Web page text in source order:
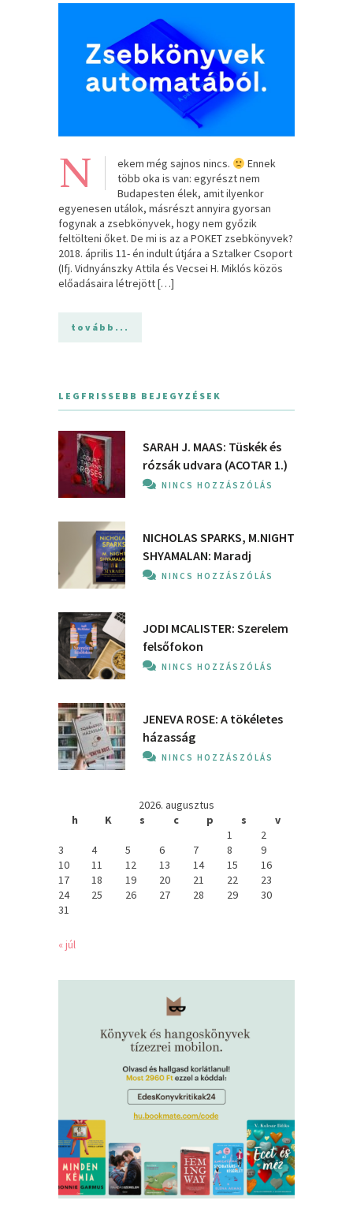
N ekem még sajnos nincs.
Ennek
több oka is van: egyrészt nem
Budapesten élek, amit ilyenkor
egyenesen utálok, másrészt annyira gyorsan
fogynak a zsebkönyvek, hogy nem győzik
feltölteni őket. De mi is az a POKET zsebkönyvek?
2018. április 11- én indult útjára a Sztalker Csoport
(Ifj. Vidnyánszky Attila és Vecsei H. Miklós közös
előadásaira létrejött […]
tovább...
LEGFRISSEBB BEJEGYZÉSEK
SARAH J. MAAS: Tüskék és
rózsák udvara (ACOTAR 1.)
NINCS HOZZÁSZÓLÁS
NICHOLAS SPARKS, M.NIGHT
SHYAMALAN: Maradj
NINCS HOZZÁSZÓLÁS
JODI MCALISTER: Szerelem
felsőfokon
NINCS HOZZÁSZÓLÁS
JENEVA ROSE: A ​tökéletes
házasság
NINCS HOZZÁSZÓLÁS
2026. augusztus
h
K s c p s
v
1
2
3
4 5 6 7 8
9
10
11 12 13 14 15
16
17
18 19 20 21 22
23
24
25 26 27 28 29
30
31
« júl